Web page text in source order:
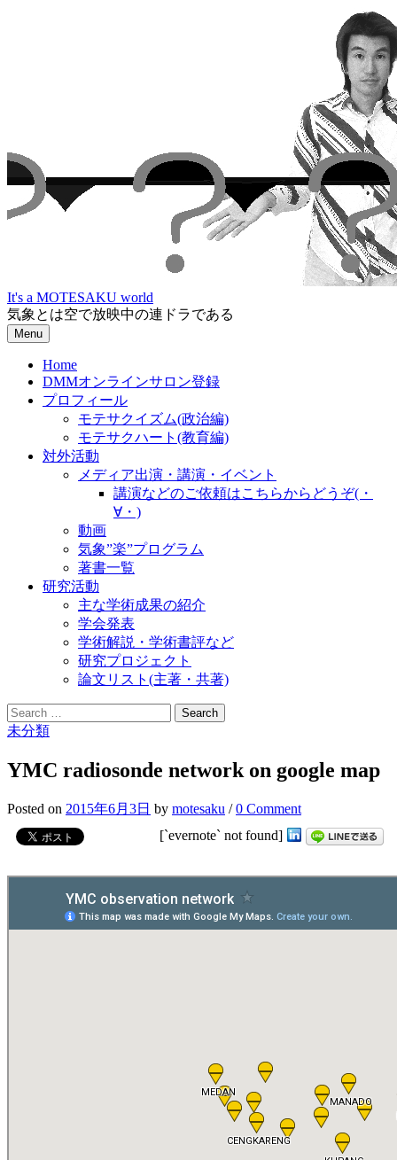
It's a MOTESAKU world
気象とは空で放映中の連ドラである
Menu
Home
DMMオンラインサロン登録
プロフィール
モテサクイズム(政治編)
モテサクハート(教育編)
対外活動
メディア出演・講演・イベント
講演などのご依頼はこちらからどうぞ(・
∀・)
動画
気象”楽”プログラム
著書一覧
研究活動
主な学術成果の紹介
学会発表
学術解説・学術書評など
研究プロジェクト
論文リスト(主著・共著)
Search
for:
未分類
YMC radiosonde network on google map
Posted on 2015年6月3日 by motesaku /0 Comment
[`evernote` not found]